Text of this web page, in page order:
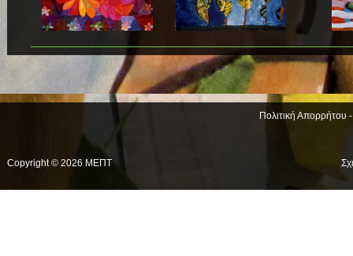
Πολιτική
Copyright © 2026 ΜΕΠΤ